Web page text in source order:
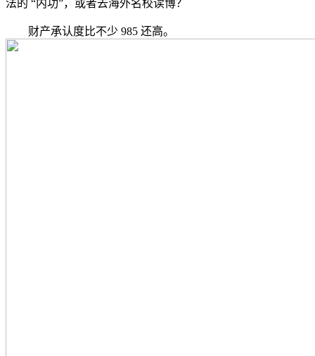
法的 “内功”，或者去海外名校读博？
财产承认度比不少 985 还高。